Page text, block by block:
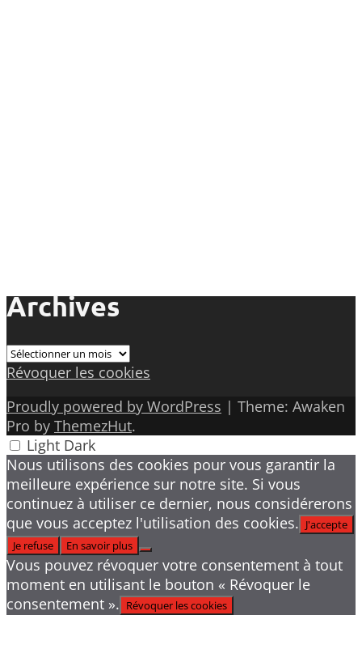
Archives
Archives
Révoquer les cookies
Proudly powered by WordPress | Theme: Awaken
Pro by ThemezHut.
Light Dark
Nous utilisons des cookies pour vous garantir la
meilleure expérience sur notre site. Si vous
continuez à utiliser ce dernier, nous considérerons
que vous acceptez l'utilisation des cookies. J'accepte
Je refuse
En savoir plus
Vous pouvez révoquer votre consentement à tout
moment en utilisant le bouton « Révoquer le
consentement ». Révoquer les cookies